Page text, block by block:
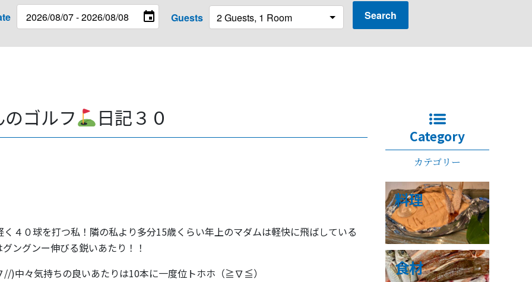
Guests Search
ゴルフ 日記３０
く４０球を打つ私！隣の私より多分15歳くらい年上のマダムは軽快に飛ばしている
ングンー伸びる鋭いあたり！！
)中々気持ちの良いあたりは10本に一度位トホホ（≧∇≦）
Category
カテゴリー
料理
食材